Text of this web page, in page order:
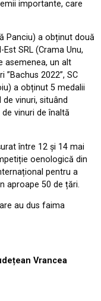
importante, care
Panciu) a obținut două
SRL (Crama Unu,
asemenea, un alt
2022”, SC
a obținut 5 medalii
vinuri, situând
vinuri de înaltă
între 12 și 14 mai
oenologică din
pentru a
aproape 50 de țări.
au dus faima
Vrancea